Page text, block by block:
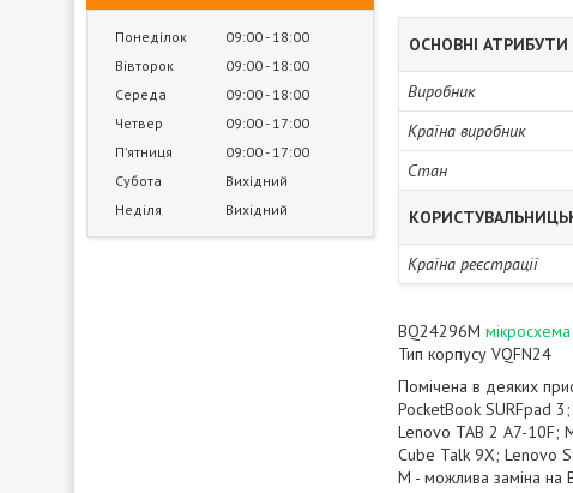
Понеділок 09:00 18:00
Вівторок
09:00 18:00
Середа
09:00 18:00
Четвер
09:00 17:00
Пʼятниця
09:00 17:00
Субота
Вихідний
Неділя
Вихідний
ОСНОВНІ АТРИБУТИ
Виробник
Країна виробник
Стан
Країна реєстрації
BQ24296M мікросхема
Тип корпусу VQFN24
Помічена в деяких
PocketBook SURFpad
Lenovo TAB 2 A7-10F;
Cube Talk 9X; Lenovo
M - можлива заміна на